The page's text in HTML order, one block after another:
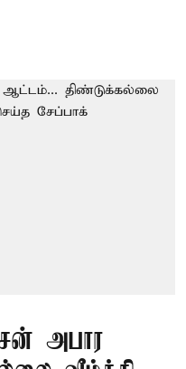
அபார